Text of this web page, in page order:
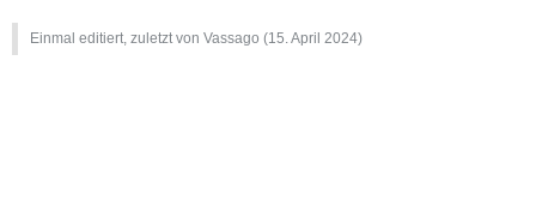
Einmal editiert, zuletzt von Vassago (15. April 2024)